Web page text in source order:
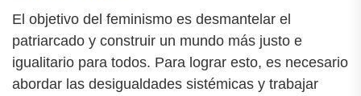
El objetivo del feminismo es desmantelar el
patriarcado y construir un mundo más justo e
igualitario para todos. Para lograr esto, es necesario
abordar las desigualdades sistémicas y trabajar